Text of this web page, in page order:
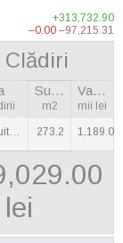
+313,732.90
–0.00 –97,215.31
Clădiri
Suprafaţa
m2
Valoarea
mii lei
Casă de locuit / 2007 273.2 1,189.0
lei